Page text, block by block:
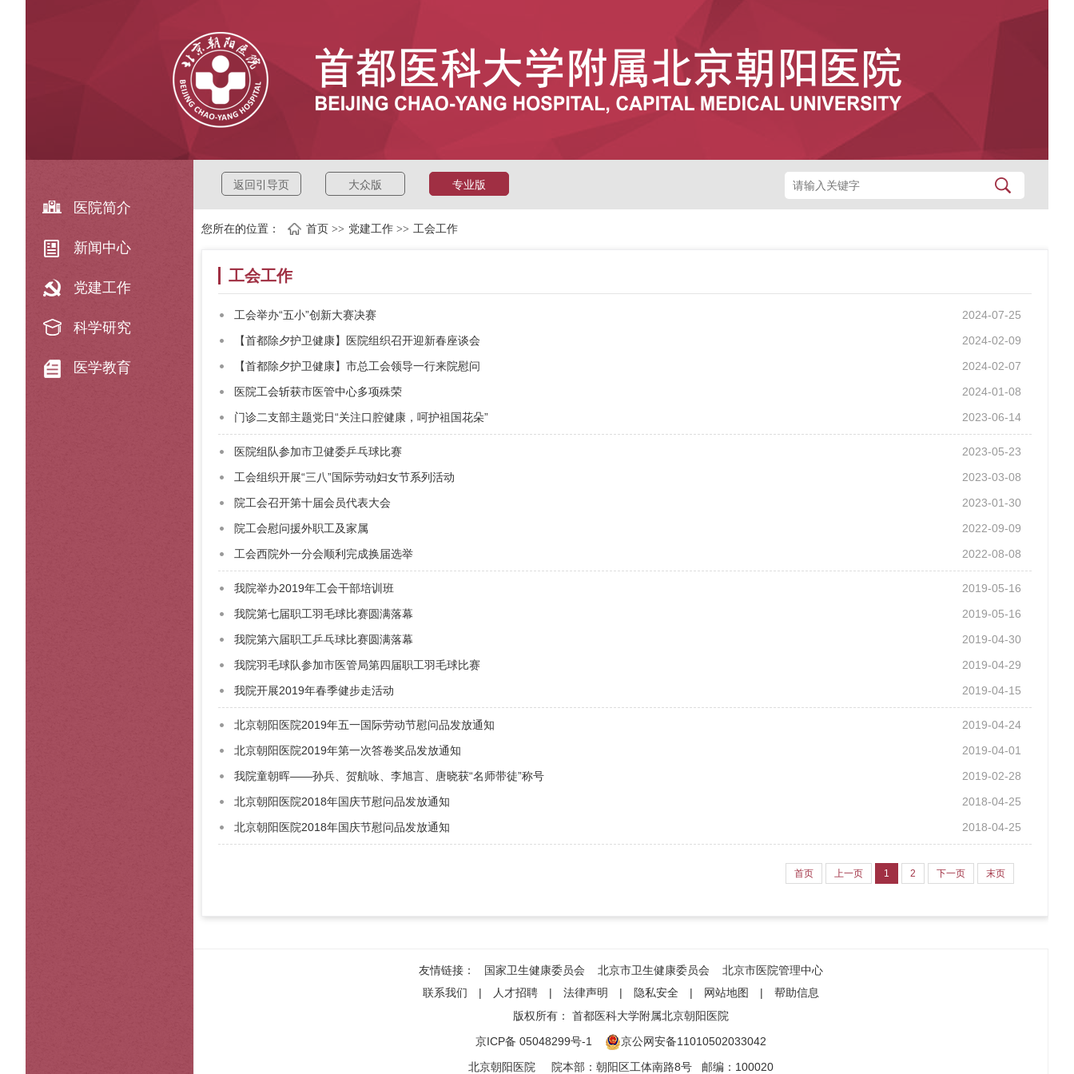
医院简介
新闻中心
党建工作
科学研究
医学教育
返回引导页 大众版 专业版
您所在的位置： 首页 >> 党建工作 >> 工会工作
工会工作
工会举办“五小”创新大赛决赛
2024-07-25
【首都除夕护卫健康】医院组织召开迎新春座谈会
2024-02-09
【首都除夕护卫健康】市总工会领导一行来院慰问
2024-02-07
医院工会斩获市医管中心多项殊荣
2024-01-08
门诊二支部主题党日“关注口腔健康，呵护祖国花朵”
2023-06-14
医院组队参加市卫健委乒乓球比赛
2023-05-23
工会组织开展“三八”国际劳动妇女节系列活动
2023-03-08
院工会召开第十届会员代表大会
2023-01-30
院工会慰问援外职工及家属
2022-09-09
工会西院外一分会顺利完成换届选举
2022-08-08
我院举办2019年工会干部培训班
2019-05-16
我院第七届职工羽毛球比赛圆满落幕
2019-05-16
我院第六届职工乒乓球比赛圆满落幕
2019-04-30
我院羽毛球队参加市医管局第四届职工羽毛球比赛
2019-04-29
我院开展2019年春季健步走活动
2019-04-15
北京朝阳医院2019年五一国际劳动节慰问品发放通知
2019-04-24
北京朝阳医院2019年第一次答卷奖品发放通知
2019-04-01
我院童朝晖——孙兵、贺航咏、李旭言、唐晓获“名师带徒”称号
2019-02-28
北京朝阳医院2018年国庆节慰问品发放通知
2018-04-25
北京朝阳医院2018年国庆节慰问品发放通知
2018-04-25
首页 上一页 1 2 下一页 末页
友情链接： 国家卫生健康委员会 北京市卫生健康委员会
北京市医院管理中心
联系我们
| 人才招聘 | 法律声明 | 隐私安全 | 网站地图 |
帮助信息
版权所有： 首都医科大学附属北京朝阳医院
京ICP备 05048299号-1
京公网安备11010502033042
北京朝阳医院
院本部 ： 朝阳区工体南路8号 邮编：100020